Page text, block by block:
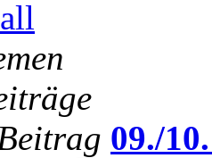
09./